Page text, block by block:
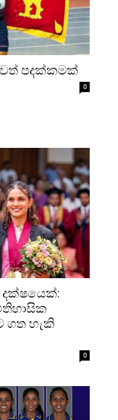
පදක්කමක්
0
ගත හැකි
0